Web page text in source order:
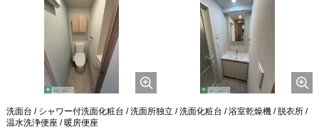
洗面台 / シャワー付洗面化粧台 / 洗面所独立 / 洗面化粧台 / 浴室乾燥機 / 脱衣所 /
温水洗浄便座 / 暖房便座